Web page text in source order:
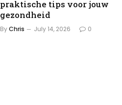
praktische tips voor jouw
gezondheid
ByChris July 14, 2026 0